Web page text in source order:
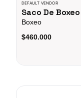
DEFAULT VENDOR
Saco De
Boxeo
$460.000
Vendajes Para